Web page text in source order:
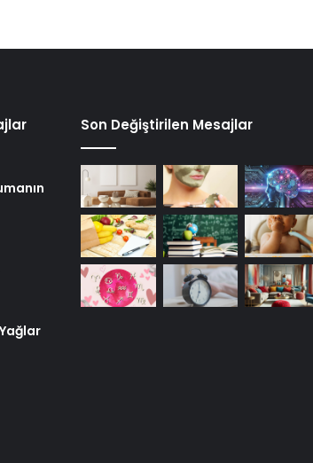
Son Değiştirilen Mesajlar